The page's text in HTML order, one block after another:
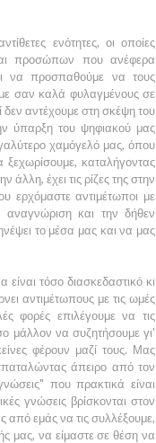
ενότητες, οι οποίες
προσώπων που ανέφερα
να προσπαθούμε να τους
σαν καλά φυλαγμένους σε
δεν αντέχουμε στη σκέψη του
ύπαρξη του ψηφιακού μας
χαμόγελό μας, όπου
καταλήγοντας
άλλη, έχει τις ρίζες της στην
ερχόμαστε αντιμέτωποι με
αναγνώριση και την δήθεν
το μέσα μας και να μας
είναι τόσο διασκεδαστικό κι
αντιμέτωπους με τις ωμές
φορές επιλέγουμε να τις
μάλλον να συζητήσουμε γι'
φέρουν μαζί τους. Μας
άπειρο από τον
που πρακτικά είναι
γνώσεις βρίσκονται στον
από εμάς να τις συλλέξουμε,
μας, να είμαστε σε θέση να